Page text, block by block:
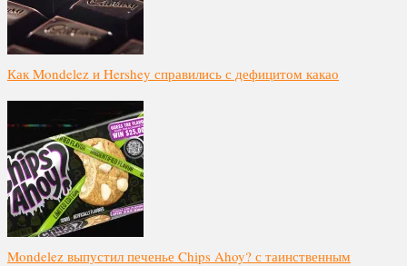
Как Mondelez и Hershey справились с дефицитом какао
Mondelez выпустил печенье Chips Ahoy? с таинственным